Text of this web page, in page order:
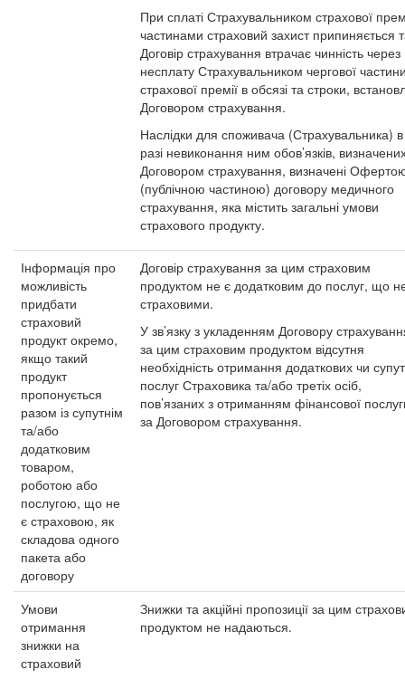
При сплаті Страхувальником страхової
частинами страховий захист припиняється
Договір страхування втрачає чинність через
несплату Страхувальником чергової
страхової премії в обсязі та строки,
Договором страхування.
Наслідки для споживача (Страхувальника) в
разі невиконання ним обов’язків,
Договором страхування, визначені
(публічною частиною) договору медичного
страхування, яка містить загальні умови
страхового продукту.
Інформація про
можливість
придбати
страховий
продукт окремо,
якщо такий
продукт
пропонується
разом із супутнім
та/або
додатковим
товаром,
роботою або
послугою, що не
є страховою, як
складова одного
пакета або
договору
Договір страхування за цим страховим
продуктом не є додатковим до послуг, що
страховими.
У зв’язку з укладенням Договору
за цим страховим продуктом відсутня
необхідність отримання додаткових чи
послуг Страховика та/або третіх осіб,
пов’язаних з отриманням фінансової
за Договором страхування.
Умови
отримання
знижки на
страховий
Знижки та акційні пропозиції за цим
продуктом не надаються.